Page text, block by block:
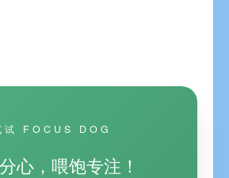
试 FOCUS DOG
心，喂饱专注！